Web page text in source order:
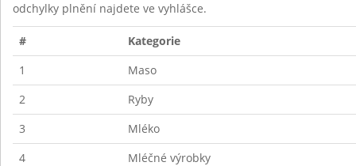
odchylky plnění najdete ve vyhlášce.
#
Kategorie
1
Maso
2
Ryby
3
Mléko
4
Mléčné výrobky